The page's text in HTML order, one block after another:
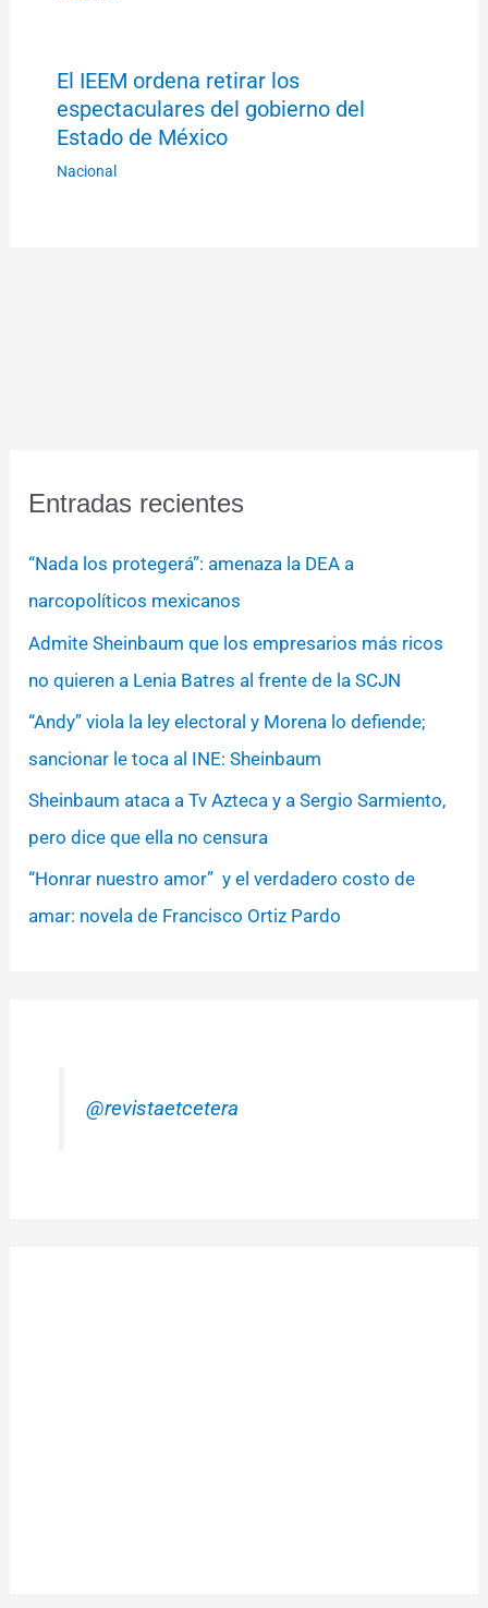
El IEEM ordena retirar los
espectaculares del gobierno del
Estado de México
Nacional
Entradas recientes
“Nada los protegerá”: amenaza la DEA a
narcopolíticos mexicanos
Admite Sheinbaum que los empresarios más ricos
no quieren a Lenia Batres al frente de la SCJN
“Andy” viola la ley electoral y Morena lo defiende;
sancionar le toca al INE: Sheinbaum
Sheinbaum ataca a Tv Azteca y a Sergio Sarmiento,
pero dice que ella no censura
“Honrar nuestro amor” y el verdadero costo de
amar: novela de Francisco Ortiz Pardo
@revistaetcetera